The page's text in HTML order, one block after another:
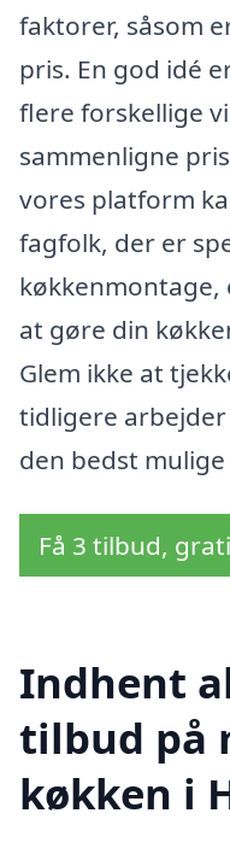
faktorer, såsom
pris. En god idé
flere forskellige
sammenligne
vores platform
fagfolk, der er
køkkenmontage,
at gøre din
Glem ikke at
tidligere
den bedst
Få 3 tilbud,
Indhent
tilbud på
køkken i